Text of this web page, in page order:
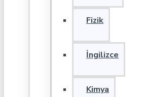
Fizik
İngilizce
Kimya